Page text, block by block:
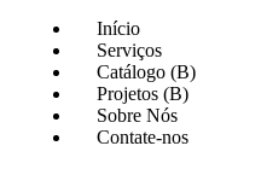
Início
Serviços
Catálogo (B)
Projetos (B)
Sobre Nós
Contate-nos